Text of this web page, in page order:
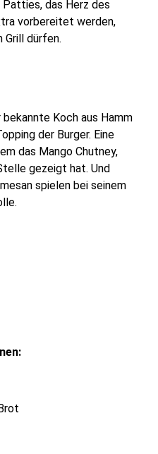
das Herz des
vorbereitet werden,
Grill dürfen.
Koch aus Hamm
der Burger. Eine
das Mango Chutney,
gezeigt hat. Und
spielen bei seinem